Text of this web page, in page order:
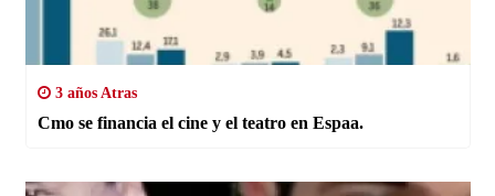
3 años Atras
Cmo se financia el cine y el teatro en Espaa.